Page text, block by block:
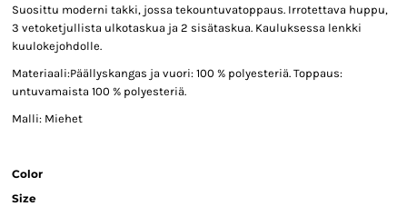
Suosittu moderni takki, jossa tekountuvatoppaus. Irrotettava huppu,
3 vetoketjullista ulkotaskua ja 2 sisätaskua. Kauluksessa lenkki
kuulokejohdolle.
Materiaali:Päällyskangas ja vuori: 100 % polyesteriä. Toppaus:
untuvamaista 100 % polyesteriä.
Malli: Miehet
Color
Size